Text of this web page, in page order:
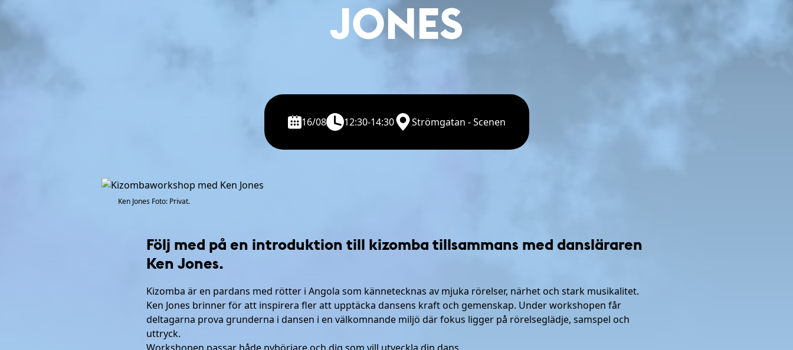
JONES
16/08 12:30-14:30 Strömgatan - Scenen
Ken Jones Foto: Privat.
Följ med på en introduktion till kizomba tillsammans med dansläraren
Ken Jones.
Kizomba är en pardans med rötter i Angola som kännetecknas av mjuka rörelser, närhet och stark musikalitet.
Ken Jones brinner för att inspirera fler att upptäcka dansens kraft och gemenskap. Under workshopen får
deltagarna prova grunderna i dansen i en välkomnande miljö där fokus ligger på rörelseglädje, samspel och
uttryck.